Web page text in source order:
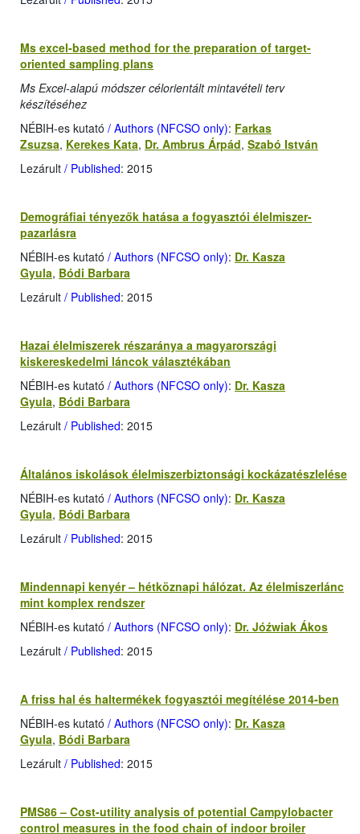
Ms excel-based method for the preparation of target-
oriented sampling plans
Ms Excel-alapú módszer célorientált mintavételi terv
készítéséhez
NÉBIH-es kutató / Authors (NFCSO only): Farkas
Zsuzsa, Kerekes Kata, Dr. Ambrus Árpád, Szabó István
Lezárult / Published: 2015
Demográfiai tényezők hatása a fogyasztói élelmiszer-
pazarlásra
NÉBIH-es kutató / Authors (NFCSO only): Dr. Kasza
Gyula, Bódi Barbara
Lezárult / Published: 2015
Hazai élelmiszerek részaránya a magyarországi
kiskereskedelmi láncok választékában
NÉBIH-es kutató / Authors (NFCSO only): Dr. Kasza
Gyula, Bódi Barbara
Lezárult / Published: 2015
Általános iskolások élelmiszerbiztonsági kockázatészlelése
NÉBIH-es kutató / Authors (NFCSO only): Dr. Kasza
Gyula, Bódi Barbara
Lezárult / Published: 2015
Mindennapi kenyér – hétköznapi hálózat. Az élelmiszerlánc
mint komplex rendszer
NÉBIH-es kutató / Authors (NFCSO only): Dr. Jóźwiak Ákos
Lezárult / Published: 2015
A friss hal és haltermékek fogyasztói megítélése 2014-ben
NÉBIH-es kutató / Authors (NFCSO only): Dr. Kasza
Gyula, Bódi Barbara
Lezárult / Published: 2015
PMS86 – Cost-utility analysis of potential Campylobacter
control measures in the food chain of indoor broiler